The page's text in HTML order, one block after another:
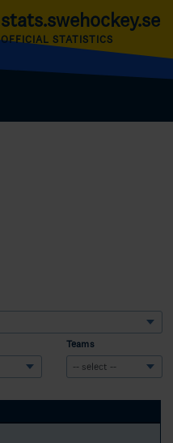
stats.swehockey.se
OFFICIAL STATISTICS
Teams